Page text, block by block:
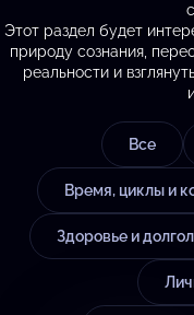
Этот раздел будет
природу сознания,
реальности и
Все
Время, циклы и
Здоровье и